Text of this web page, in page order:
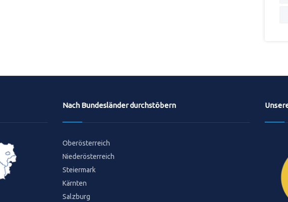
Nach Bundesländer durchstöbern
Oberösterreich
Niederösterreich
Steiermark
Kärnten
Salzburg